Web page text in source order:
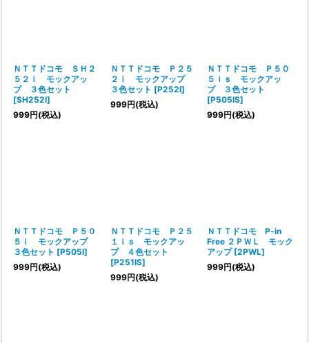
ＮＴＴドコモ ＳＨ２
５２ｉ モックアッ
プ ３色セット
[SH252I]
999円(税込)
ＮＴＴドコモ Ｐ２５
２ｉ モックアップ
３色セット [P252I]
999円(税込)
ＮＴＴドコモ Ｐ５０
５ｉｓ モックアッ
プ ３色セット
[P505IS]
999円(税込)
ＮＴＴドコモ Ｐ５０
５ｉ モックアップ
３色セット [P505I]
999円(税込)
ＮＴＴドコモ Ｐ２５
１ｉｓ モックアッ
プ ４色セット
[P251IS]
999円(税込)
ＮＴＴドコモ P-in
Free ２ＰＷＬ モック
アップ [2PWL]
999円(税込)